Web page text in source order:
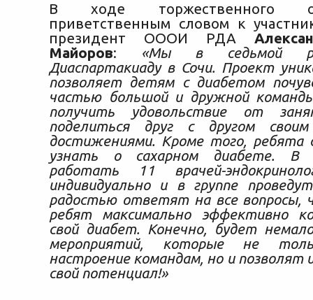
В ходе торжественного
приветственным словом к
президент ОООИ РДА
Майоров: «Мы в седьмой
Диаспартакиаду в Сочи. Проект
позволяет детям с диабетом
частью большой и дружной
получить удовольствие от
поделиться друг с другом
достижениями. Кроме того, ребята
узнать о сахарном диабете. В
работать 11 врачей-
индивидуально и в группе
радостью ответят на все вопросы,
ребят максимально эффективно
свой диабет. Конечно, будет
мероприятий, которые не
настроение командам, но и позволят
свой потенциал!»